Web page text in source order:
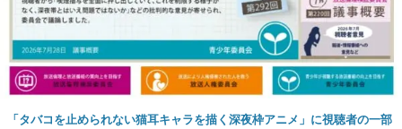
「タバコを止められない猫耳キャラを描く深夜枠アニメ」に視聴者の一部